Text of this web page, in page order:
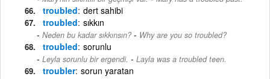
troubled dert sahibi
troubled sıkkın
Neden bu kadar sıkkınsın? - Why are you so troubled?
troubled sorunlu
Leyla sorunlu bir ergendi. - Layla was a troubled teen.
troubler sorun yaratan